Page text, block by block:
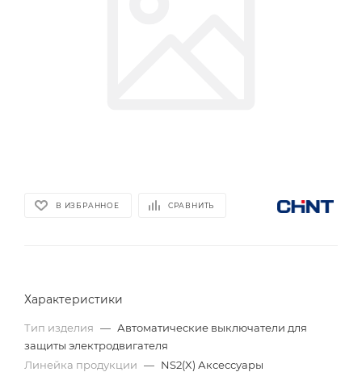
В ИЗБРАННОЕ СРАВНИТЬ
Характеристики
Тип изделия — Автоматические выключатели для
защиты электродвигателя
Линейка продукции — NS2(X) Аксессуары